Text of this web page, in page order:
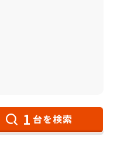
1 台を検索